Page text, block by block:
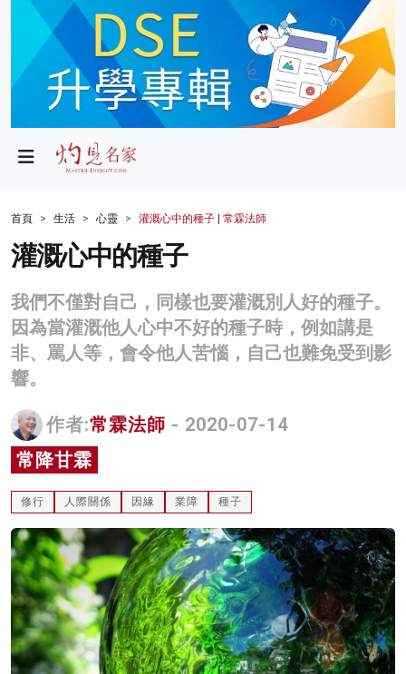
政局
財經
生活
商業
科技
名家榜
灼見活動
關於我們
首頁 生活 心靈 灌溉心中的種子 | 常霖法師
灌溉心中的種子
我們不僅對自己，同樣也要灌溉別人好的種子。
因為當灌溉他人心中不好的種子時，例如講是
非、罵人等，會令他人苦惱，自己也難免受到影
響。
作者:常霖法師 - 2020-07-14
常降甘霖
修行 人際關係 因緣 業障 種子